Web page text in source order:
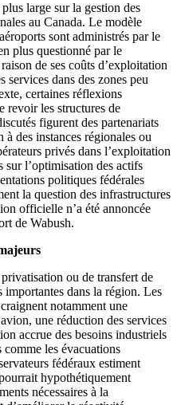
large sur la gestion des
au Canada. Le modèle
sont administrés par le
plus questionné par le
de ses coûts d’exploitation
services dans des zones peu
certaines réflexions
revoir les structures de
figurent des partenariats
des instances régionales ou
privés dans l’exploitation
sur l’optimisation des actifs
politiques fédérales
la question des infrastructures
officielle n’a été annoncée
de Wabush.
ou de transfert de
importantes dans la région. Les
notamment une
une réduction des services
accrue des besoins industriels
comme les évacuations
fédéraux estiment
hypothétiquement
nécessaires à la